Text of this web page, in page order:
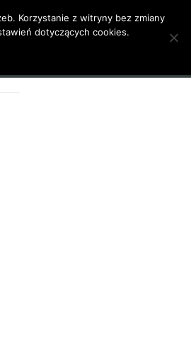
Poezja Kontakt
Korzystanie z witryny bez zmiany
dotyczących cookies.